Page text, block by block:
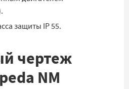
защиты IP 55.
чертеж
NM